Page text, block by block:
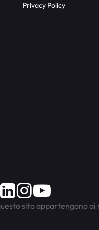
Privacy Policy
TwitterLinkedInInstagram
Youtube
sito appartengono